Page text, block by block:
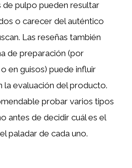
de pulpo pueden resultar
o carecer del auténtico
Las reseñas también
de preparación (por
en guisos) puede influir
la evaluación del producto.
probar varios tipos
antes de decidir cuál es el
paladar de cada uno.